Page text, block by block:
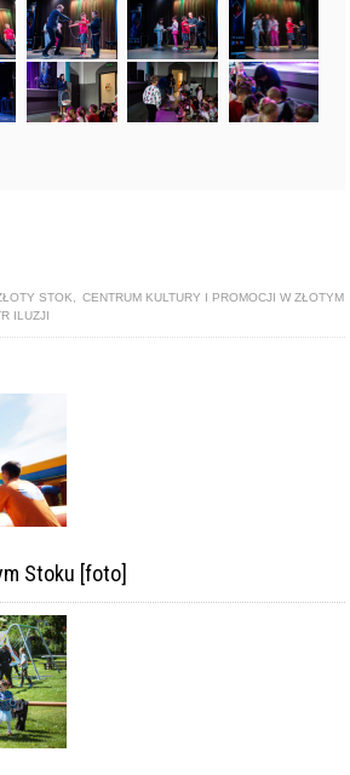
STOK, CENTRUM KULTURY I PROMOCJI W ZŁOTYM
ILUZJI
Stoku [foto]